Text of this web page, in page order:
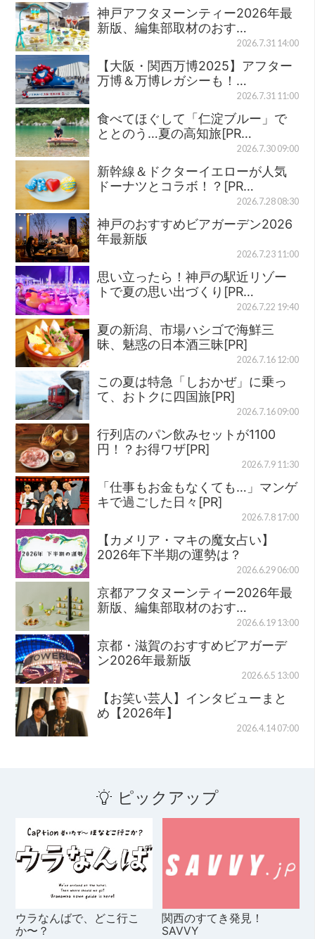
神戸アフタヌーンティー2026年最
新版、編集部取材のおす…
2026.7.31 14:00
【大阪・関西万博2025】アフター
万博＆万博レガシーも！…
2026.7.31 11:00
食べてほぐして「仁淀ブルー」で
ととのう…夏の高知旅[PR…
2026.7.30 09:00
新幹線＆ドクターイエローが人気
ドーナツとコラボ！？[PR…
2026.7.28 08:30
神戸のおすすめビアガーデン2026
年最新版
2026.7.23 11:00
思い立ったら！神戸の駅近リゾー
トで夏の思い出づくり[PR…
2026.7.22 19:40
夏の新潟、市場ハシゴで海鮮三
昧、魅惑の日本酒三昧[PR]
2026.7.16 12:00
この夏は特急「しおかぜ」に乗っ
て、おトクに四国旅[PR]
2026.7.16 09:00
行列店のパン飲みセットが1100
円！？お得ワザ[PR]
2026.7.9 11:30
「仕事もお金もなくても…」マンゲ
キで過ごした日々[PR]
2026.7.8 17:00
【カメリア・マキの魔女占い】
2026年下半期の運勢は？
2026.6.29 06:00
京都アフタヌーンティー2026年最
新版、編集部取材のおす…
2026.6.19 13:00
京都・滋賀のおすすめビアガーデ
ン2026年最新版
2026.6.5 13:00
【お笑い芸人】インタビューまと
め【2026年】
2026.4.14 07:00
ピックアップ
ウラなんばで、どこ行こ
か〜？
関西のすてき発見！
SAVVY